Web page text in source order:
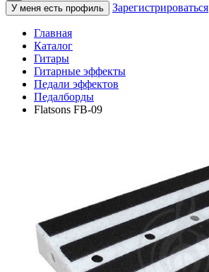
У меня есть профиль
Зарегистрироваться
Главная
Каталог
Гитары
Гитарные эффекты
Педали эффектов
Педалборды
Flatsons FB-09